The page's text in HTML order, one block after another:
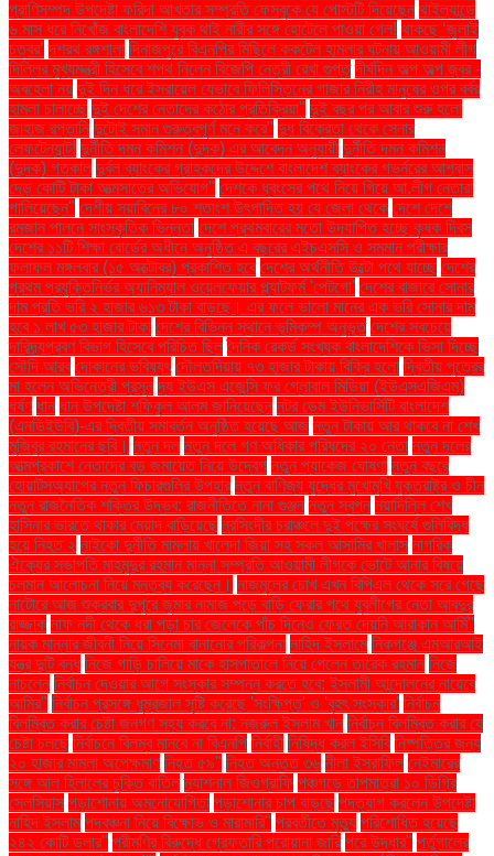
প্রাণিসম্পদ উপদেষ্টা ফরিদা আখতার সম্প্রতি ফেসবুকে যে পোস্টটি দিয়েছেন থাইল্যান্ডে
৬ মাস ধরে নিখোঁজ বাংলাদেশি যুবক থাই নারীর সঙ্গে হোটেলে পাওয়া গেল! থাকছে ‘জুলাই
চত্বর’ দশরথ রঙ্গশালা দিনাজপুরে বিএনপির মিছিলে ককটেল হামলার ঘটনায় আওয়ামী লীগ
দিল্লির মুখ্যমন্ত্রী হিসেবে শপথ নিলেন বিজেপি নেত্রী রেখা গুপ্ত দীর্ঘদিন অল্প অল্প জ্বর -
অবহেলা নয় দুই দিন ধরে ইসরায়েল যেভাবে ফিলিস্তিনের গাজার নিরীহ মানুষের ওপর বর্বর
হামলা চালাচ্ছে দুই দেশের নেতাদের কঠোর প্রতিক্রিয়া" দুই বছর পর আবার শুরু হলো
জাহাজ রপ্তানি দুটোই সমান গুরুত্বপূর্ণ মনে করে" দুধ বিক্রেতা থেকে সেনার
লেফটেন্যান্ট! দুর্নীতি দমন কমিশন (দুদক) এর আবেদন অনুযায়ী দুর্নীতি দমন কমিশন
(দুদক) গতকাল দুর্বল ব্যাংকের গ্রাহকদের উদ্দেশে বাংলাদেশ ব্যাংকের গভর্নরের আশ্বাস
দেড় কোটি টাকা আত্মসাতের অভিযোগ" দেশকে ধ্বংসের পথে নিয়ে গিয়ে আ.লীগ নেতারা
পালিয়েছেন" দেশীয় সয়াবিনের ৮০ শতাংশ উৎপাদিত হয় যে জেলা থেকে দেশে দেশে
রমজান পালনে সাংস্কৃতিক ভিন্নতা দেশে প্রথমবারের মতো উদযাপিত হচ্ছে কৃষক দিবস
দেশের ১১টি শিক্ষা বোর্ডের অধীনে অনুষ্ঠিত এ বছরের এইচএসসি ও সমমান পরীক্ষার
ফলাফল মঙ্গলবার (১৫ অক্টোবর) প্রকাশিত হবে দেশের অর্থনীতি উল্টো পথে যাচ্ছে দেশের
প্রথম প্রযুক্তিনির্ভর অ্যানিম্যাল ওয়েলফেয়ার প্ল্যাটফর্ম 'পেটগো' দেশের বাজারে সোনার
দাম প্রতি ভরি ২ হাজার ৬১৩ টাকা বাড়ছে। এর ফলে ভালো মানের এক ভরি সোনার দাম
হবে ১ লাখ ৫৩ হাজার টাকা দেশের বিভিন্ন স্থানে ভূমিকম্প অনুভূত দেশের সবচেয়ে
দারিদ্র্যপ্রবণ বিভাগ হিসেবে পরিচিত ছিল দৈনিক রেকর্ড সংখ্যক বাংলাদেশিকে ভিসা দিচ্ছে
সৌদি আরব দোকানের ভবিষ্যৎ দৌলতদিয়ায় ৭৩ হাজার টাকায় বিক্রি হলো দ্বিতীয় পুত্রের
মা হলেন অভিনেত্রী প্রসূন দ্য ইউএস এজেন্সি ফর গ্লোবাল মিডিয়া (ইউএসএজিএম)
ধর্ষণ ধান ধান উপদেষ্টা শফিকুল আলম জানিয়েছেন নটর ডেম ইউনিভার্সিটি বাংলাদেশ
(এনডিইউবি)-এর দ্বিতীয় সমাবর্তন অনুষ্ঠিত হয়েছে আজ নতুন টাকায় আর থাকবে না শেখ
মুজিবুর রহমানের ছবি। নতুন দল নতুন দলে গণ অধিকার পরিষদের ২০ নেতা নতুন দলের
আত্মপ্রকাশে নেতাদের বড় জমায়েত নিয়ে উদ্বেগ নতুন প্যাকেজ ঘোষণা নতুন বছরে
হোয়াটসঅ্যাপের নতুন ফিচারগুলির উপহার নতুন বাণিজ্য যুদ্ধের মুখোমুখি যুক্তরাষ্ট্র ও চীন
নতুন রাজনৈতিক শক্তির উদ্ভব: রাজনীতিতে নানা গুঞ্জন নতুন স্বপ্ন নয়াদিল্লি শেখ
হাসিনার ভারতে থাকার মেয়াদ বাড়িয়েছে নরসিংদীর চরাঞ্চলে দুই পক্ষের সংঘর্ষে গুলিবিদ্ধ
হয়ে নিহত ২ নাইকো দুর্নীতি মামলায় খালেদা জিয়া সহ সকল আসামির খালাস নাগরিক
ঐক্যের সভাপতি মাহমুদুর রহমান মান্না সম্প্রতি আওয়ামী লীগকে ভোটে আনার বিষয়ে
চলমান আলোচনা নিয়ে মন্তব্য করেছেন। নাজমুলের চোখ এখন বিপিএল থেকে সরে গেছে
নাটোরে আজ শুক্রবার দুপুরে জুমার নামাজ পড়ে বাড়ি ফেরার পথে যুবলীগের নেতা আবদুর
রাজ্জাক নাফ নদী থেকে ধরা পড়া চার জেলেকে পাঁচ দিনেও ফেরত দেয়নি আরাকান আর্মি"
নায়ক মান্নার জীবনী নিয়ে সিনেমা বানানোর পরিকল্পনা নাহিদ ইসলামে নিকগঞ্জে এমআরআই
যন্ত্র দুটি বন্ধ নিজে গাড়ি চালিয়ে মাকে হাসপাতালে নিয়ে গেলেন তারেক রহমান নিজে
নাচলেন নির্বাচন দেওয়ার আগে সংস্কার সম্পন্ন করতে হবে: ইসলামী আন্দোলনের নায়েবে
আমির" নির্বাচন প্রসঙ্গে ধূম্রজাল সৃষ্টি করেছে 'সংক্ষিপ্ত' ও 'বৃহৎ সংস্কার' নির্বাচন
বিলম্বিত করার চেষ্টা জনগণ সহ্য করবে না: নজরুল ইসলাম খান নির্বাচন বিলম্বিত করার যে
চেষ্টা চলছে নির্বাচনে বিলম্ব মানবে না বিএনপি নির্বাহী নিষিদ্ধ করল ইসিবি নিষ্পত্তির জন্য
২০ হাজার মামলা অপেক্ষমাণ নিহত ৫৯" নিহত অন্তত ৩৬ নীলা ইসরাফিল নেইমারের
সঙ্গে আল হিলালের চুক্তি বাতিল ন্যাশনাল জিওগ্রাফি পঞ্চগড়ে তাপমাত্রা ১০ ডিগ্রি
সেলসিয়াস পড়াশোনায় অমনোযোগিতা পড়াশোনার চাপ বাড়ছে পদত্যাগ করলেন উপদেষ্টা
নাহিদ ইসলাম পদবঞ্চনা নিয়ে বিক্ষোভ ও মারামারি" পরবর্তীতে মৃত্যু পরিশোধিত হয়েছে
২৪২ কোটি ডলার" পরীমণির বিরুদ্ধে গ্রেফতারি পরোয়ানা জারি পরে উদ্ধার" পর্তুগালের